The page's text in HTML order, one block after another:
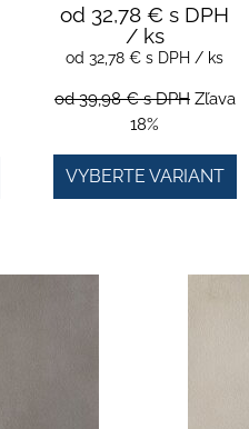
od 32,78 € s DPH
/ ks
od 32,78 € s DPH / ks
od 39,98 €s DPH Zľava
18%
VYBERTE VARIANT